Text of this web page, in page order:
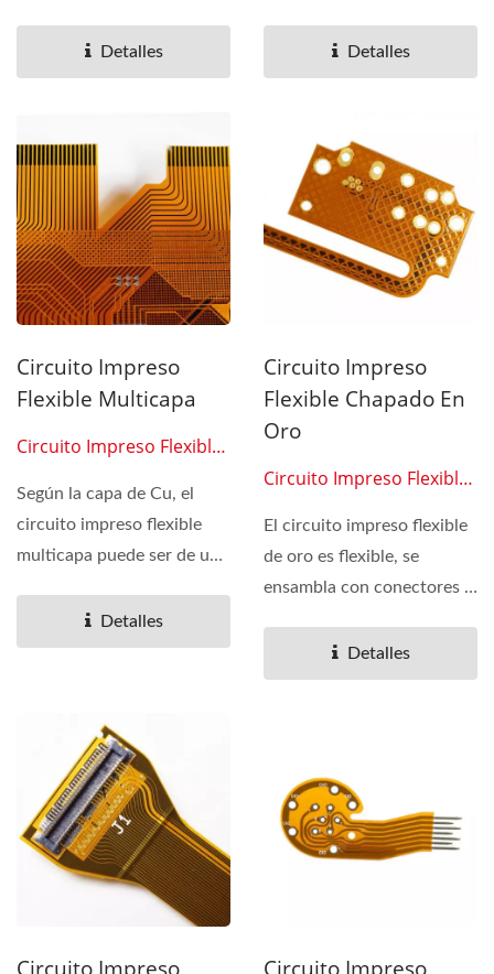
Detalles
Detalles
Circuito Impreso
Flexible Multicapa
Circuito Impreso Flexible
Según la capa de Cu, el
circuito impreso flexible
multicapa puede ser de una
Detalles
Circuito Impreso
Flexible Chapado En
Oro
Circuito Impreso Flexible
El circuito impreso flexible
de oro es flexible, se
ensambla con conectores y
Detalles